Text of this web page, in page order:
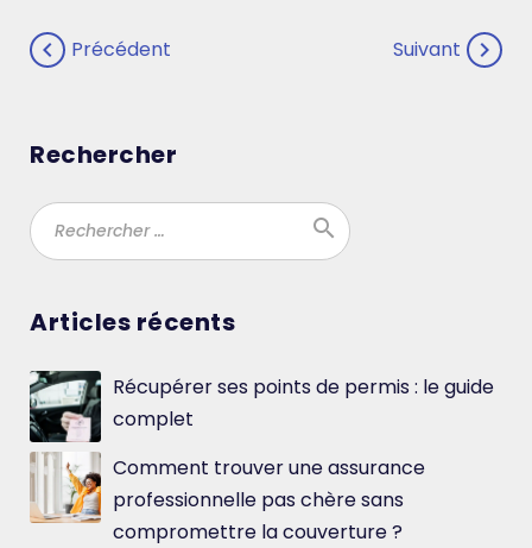
Navigation
de
chevron_left Précédent Suivant chevron_right
Rechercher
search
Ok
Articles récents
Récupérer ses points de permis : le guide
complet
Comment trouver une assurance
professionnelle pas chère sans
compromettre la couverture ?